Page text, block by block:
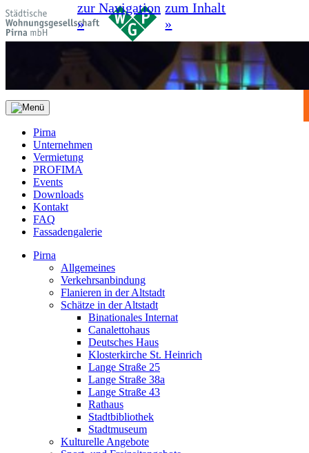
zur Navigation
»
zum Inhalt
»
Pirna
Unternehmen
Vermietung
PROFIMA
Events
Downloads
Kontakt
FAQ
Fassadengalerie
Pirna
Allgemeines
Verkehrsanbindung
Flanieren in der Altstadt
Schätze in der Altstadt
Binationales Internat
Canalettohaus
Deutsches Haus
Klosterkirche St. Heinrich
Lange Straße 25
Lange Straße 38a
Lange Straße 43
Rathaus
Stadtbibliothek
Stadtmuseum
Kulturelle Angebote